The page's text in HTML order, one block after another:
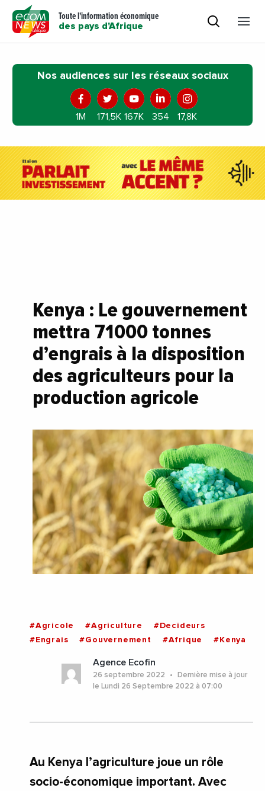
Toute l'information économique
des pays d'Afrique
Nos audiences sur les réseaux sociaux
1M 171,5K 167K 354 17,8K
Kenya : Le gouvernement
mettra 71 000 tonnes
d’engrais à la disposition
des agriculteurs pour la
production agricole
#Agricole #Agriculture
#Decideurs
#Engrais
#Gouvernement #Afrique #Kenya
Agence Ecofin
26 septembre 2022
Dernière mise à jour
le Lundi 26 Septembre 2022 à 07:00
Au Kenya l’agriculture joue un rôle
socio-économique important. Avec